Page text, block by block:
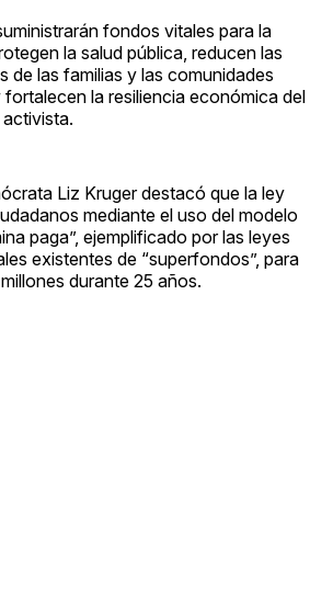
fondos vitales para la
la salud pública, reducen las
de las familias y las comunidades
la resiliencia económica del
Liz Kruger destacó que la ley
mediante el uso del modelo
paga”, ejemplificado por las leyes
existentes de “superfondos”, para
durante 25 años.